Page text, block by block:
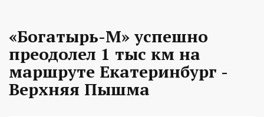
«Богатырь-М» успешно
преодолел 1 тыс км на
маршруте Екатеринбург -
Верхняя Пышма